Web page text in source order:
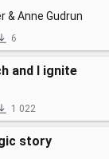
& Anne Gudrun
6
and I ignite
1 022
story